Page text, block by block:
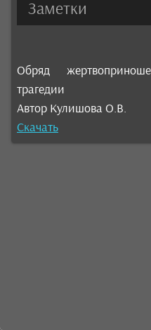
Заметки
Обряд
трагедии
Автор Кулишова О.В.
Скачать